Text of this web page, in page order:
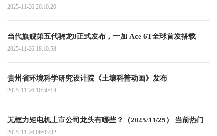
2025-11-26 20:10:20
当代旗舰第五代骁龙8正式发布，一加 Ace 6T全球首发搭载
2025-11-26 18:10:58
贵州省环境科学研究设计院《土壤科普动画》发布
2025-11-26 10:50:14
无框力矩电机上市公司龙头有哪些？（2025/11/25） 当前热门
2025-11-26 06:03:32